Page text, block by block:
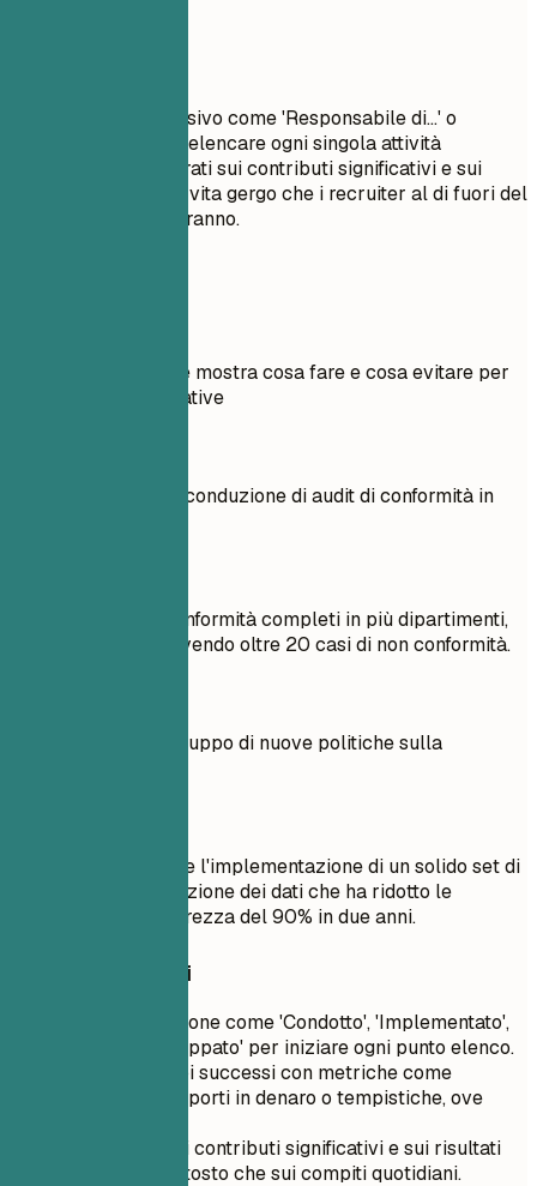
Evita linguaggio passivo come 'Responsabile di...' o
'Incaricato di...'. Non elencare ogni singola attività
quotidiana; concentrati sui contributi significativi e sui
risultati misurabili. Evita gergo che i recruiter al di fuori del
tuo settore non capiranno.
Esempio pratico che mostra cosa fare e cosa evitare per
le esperienze lavorative
Responsabile della conduzione di audit di conformità in
Condotto audit di conformità completi in più dipartimenti,
identificando e risolvendo oltre 20 casi di non conformità.
Partecipato allo sviluppo di nuove politiche sulla
Guidato lo sviluppo e l'implementazione di un solido set di
politiche sulla protezione dei dati che ha ridotto le
violazioni della sicurezza del 90% in due anni.
Consigli rapidi
Usa verbi d'azione come 'Condotto', 'Implementato',
'Guidato', 'Sviluppato' per iniziare ogni punto elenco.
Quantifica i tuoi successi con metriche come
percentuali, importi in denaro o tempistiche, ove
Concentrati sui contributi significativi e sui risultati
misurabili piuttosto che sui compiti quotidiani.